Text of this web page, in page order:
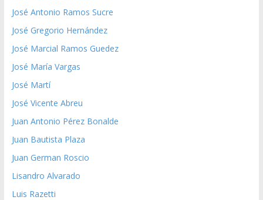
José Antonio Ramos Sucre
José Gregorio Hernández
José Marcial Ramos Guedez
José María Vargas
José Martí
José Vicente Abreu
Juan Antonio Pérez Bonalde
Juan Bautista Plaza
Juan German Roscio
Lisandro Alvarado
Luis Razetti